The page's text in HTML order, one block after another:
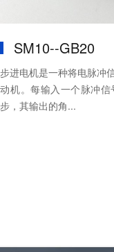
SM10--GB20
步进电机是一种将电脉冲
动机。每输入一个脉
步，其输出的角...